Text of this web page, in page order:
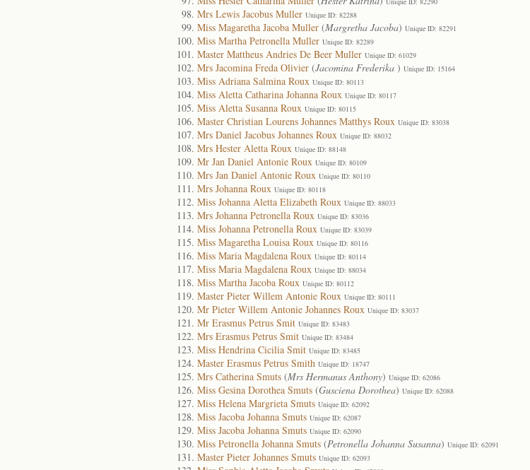
Mrs Lewis Jacobus Muller Unique ID: 82288
Miss Magaretha Jacoba Muller (Margretha Jacoba) Unique ID: 82291
Miss Martha Petronella Muller Unique ID: 82289
Master Mattheus Andries De Beer Muller Unique ID: 61029
Mrs Jacomina Freda Olivier (Jacomina Frederika ) Unique ID: 15164
Miss Adriana Salmina Roux Unique ID: 80113
Miss Aletta Catharina Johanna Roux Unique ID: 80117
Miss Aletta Susanna Roux Unique ID: 80115
Master Christian Lourens Johannes Matthys Roux Unique ID: 83038
Mrs Daniel Jacobus Johannes Roux Unique ID: 88032
Mrs Hester Aletta Roux Unique ID: 88148
Mr Jan Daniel Antonie Roux Unique ID: 80109
Mrs Jan Daniel Antonie Roux Unique ID: 80110
Mrs Johanna Roux Unique ID: 80118
Miss Johanna Aletta Elizabeth Roux Unique ID: 88033
Mrs Johanna Petronella Roux Unique ID: 83036
Miss Johanna Petronella Roux Unique ID: 83039
Miss Magaretha Louisa Roux Unique ID: 80116
Miss Maria Magdalena Roux Unique ID: 80114
Miss Maria Magdalena Roux Unique ID: 88034
Miss Martha Jacoba Roux Unique ID: 80112
Master Pieter Willem Antonie Roux Unique ID: 80111
Mr Pieter Willem Antonie Johannes Roux Unique ID: 83037
Mr Erasmus Petrus Smit Unique ID: 83483
Mrs Erasmus Petrus Smit Unique ID: 83484
Miss Hendrina Cicilia Smit Unique ID: 83485
Master Erasmus Petrus Smith Unique ID: 18747
Mrs Catherina Smuts (Mrs Hermanus Anthony) Unique ID: 62086
Miss Gesina Dorothea Smuts (Gusciena Dorothea) Unique ID: 62088
Miss Helena Margrieta Smuts Unique ID: 62092
Miss Jacoba Johanna Smuts Unique ID: 62087
Miss Jacoba Johanna Smuts Unique ID: 62090
Miss Petronella Johanna Smuts (Petronella Johanna Susanna) Unique ID: 62091
Master Pieter Johannes Smuts Unique ID: 62093